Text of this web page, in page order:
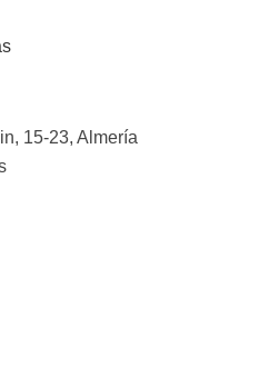
15-23, Almería